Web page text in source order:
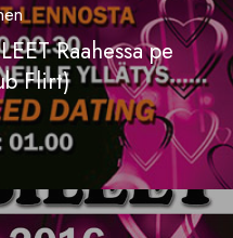
Raahessa pe
Flirt)